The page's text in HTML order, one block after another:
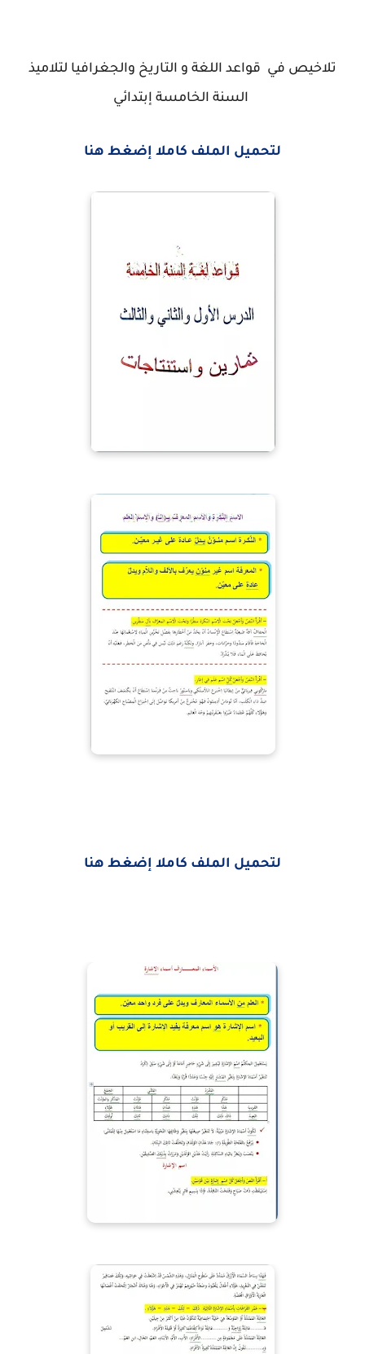
تلاخيص في قواعد اللغة و التاريخ والجغرافيا لتلاميذ
لتحميل الملف كاملا إضغط هنا
لتحميل الملف كاملا إضغط هنا